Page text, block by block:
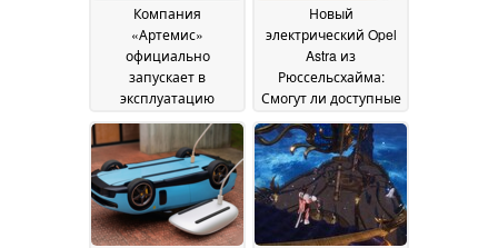
Компания
«Артемис»
официально
запускает в
эксплуатацию
пилотные катера на
гидрокрыльях с
электрическим
приводом29 June 2026
Новый
электрический Opel
Astra из
Рюссельсхайма:
Смогут ли доступные
электромобили
стоимостью 25 000
евро с китайскими
технологиями
изменить
ситуацию?09 June 2026